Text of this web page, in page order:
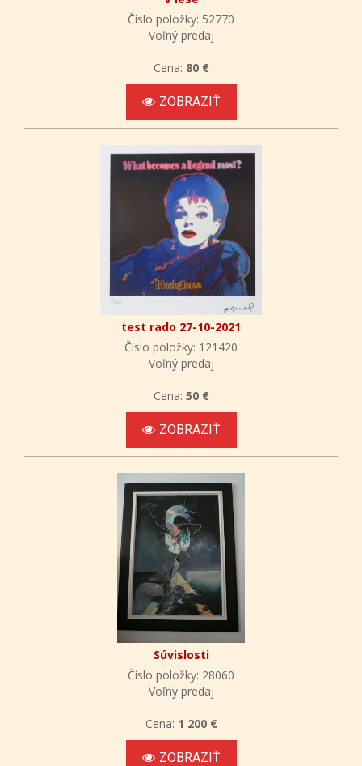
Číslo položky: 52770
Voľný predaj
Cena: 80 €
ZOBRAZIŤ
test rado 27-10-2021
Číslo položky: 121420
Voľný predaj
Cena: 50 €
ZOBRAZIŤ
Súvislosti
Číslo položky: 28060
Voľný predaj
Cena: 1 200 €
ZOBRAZIŤ